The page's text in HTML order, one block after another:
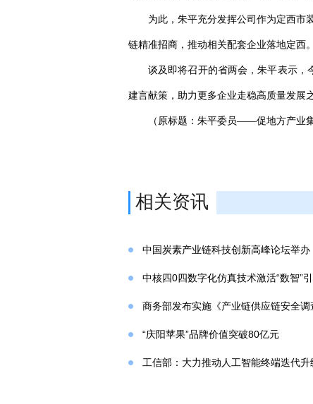
为此，朱平充分发挥公司作为定西市
链精准招商，推动相关配套企业落地定西。
谈及即将召开的省两会，朱平表示，
建言献策，助力更多企业走稳高质量发展
（原标题：朱平委员——促地方产业
相关资讯
中国炭素产业链科技创新高峰论坛举办
中核四0四数字化仿真技术激活“数智”
商务部发布实施《产业链供应链安全调
“庆阳苹果”品牌价值突破80亿元
工信部：大力推动人工智能终端迭代升